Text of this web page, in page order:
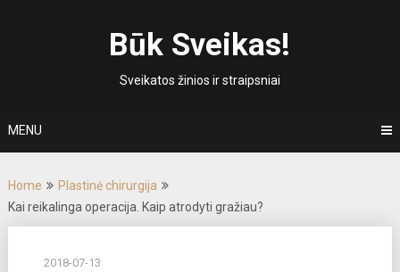
Būk Sveikas!
Sveikatos žinios ir straipsniai
MENU
Home
Plastinė chirurgija
Kai reikalinga operacija. Kaip atrodyti gražiau?
2018-07-13